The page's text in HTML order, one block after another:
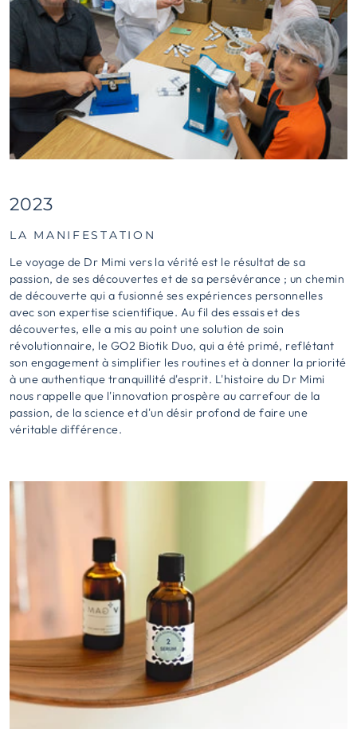
2023
LA MANIFESTATION
Le voyage de Dr Mimi vers la vérité est le résultat de sa
passion, de ses découvertes et de sa persévérance ; un chemin
de découverte qui a fusionné ses expériences personnelles
avec son expertise scientifique. Au fil des essais et des
découvertes, elle a mis au point une solution de soin
révolutionnaire, le GO2 Biotik Duo, qui a été primé, reflétant
son engagement à simplifier les routines et à donner la priorité
à une authentique tranquillité d'esprit. L'histoire du Dr Mimi
nous rappelle que l'innovation prospère au carrefour de la
passion, de la science et d'un désir profond de faire une
véritable différence.